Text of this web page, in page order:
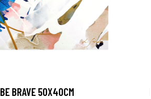
BE BRAVE 50X40CM